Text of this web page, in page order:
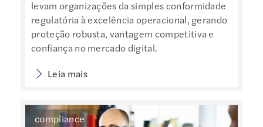
levam organizações da simples conformidade
regulatória à excelência operacional, gerando
proteção robusta, vantagem competitiva e
confiança no mercado digital.
Leia mais
compliance